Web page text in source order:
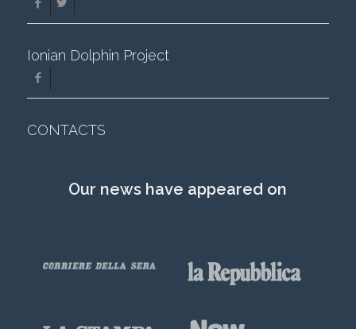
Ionian Dolphin Project
CONTACTS
Our news have appeared on